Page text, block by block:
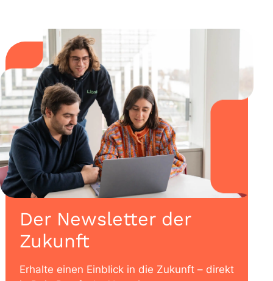
Der Newsletter der
Zukunft
Erhalte einen Einblick in die Zukunft – direkt